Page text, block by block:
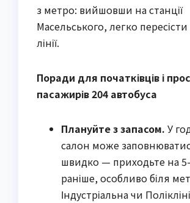
з метро: вийшовши на станції
Масельського, легко пересісти
лінії.
Поради для початківців і
пасажирів 204 автобуса
Плануйте з запасом. У
салон може
швидко — приходьте на
раніше, особливо біля
Індустріальна чи